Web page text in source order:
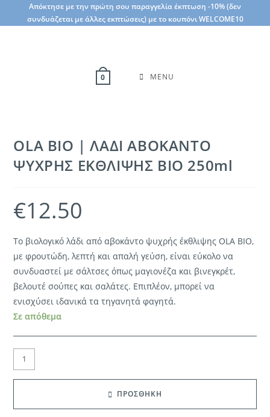
Απόκτησε με την πρώτη σου παραγγελία έκπτωση -10% (δεν
συνδυάζεται με άλλες εκπτώσεις) με το κουπόνι WELCOME10
0 MENU
OLA BIO | ΛΑΔΙ ΑΒΟΚΑΝΤΟ
ΨΥΧΡΗΣ ΕΚΘΛΙΨΗΣ ΒΙΟ 250ml
€12.50
Το βιολογικό λάδι από αβοκάντο ψυχρής έκθλιψης OLA BIO,
με φρουτώδη, λεπτή και απαλή γεύση, είναι εύκολο να
συνδυαστεί με σάλτσες όπως μαγιονέζα και βινεγκρέτ,
βελουτέ σούπες και σαλάτες. Επιπλέον, μπορεί να
ενισχύσει ιδανικά τα τηγανητά φαγητά.
Σε απόθεμα
OLA
BIO
ΠΡΟΣΘΗΚΗ